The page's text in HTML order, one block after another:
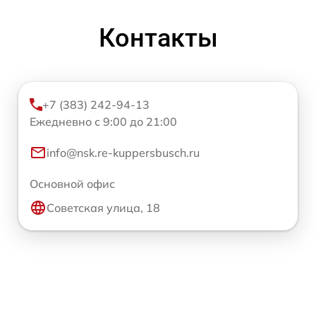
Контакты
+7 (383) 242-94-13
Ежедневно с 9:00 до 21:00
info@nsk.re-kuppersbusch.ru
Основной офис
Советская улица, 18